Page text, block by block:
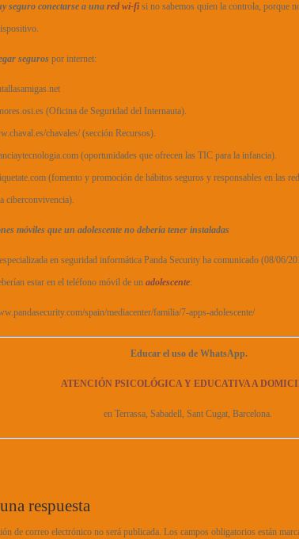
seguro conectarse a una red wi-fi si no sabemos quien la controla, porque
seguros por internet:
(Oficina de Seguridad del Internauta).
chavales/ (sección Recursos).
(oportunidades que ofrecen las TIC para la infancia).
(fomento y promoción de hábitos seguros y responsables en las
ciberconvivencia).
móviles que un adolescente no debería tener instaladas
en seguridad informática Panda Security ha comunicado (08/06/
estar en el teléfono móvil de un adolescente:
spain/mediacenter/familia/7-apps-adolescente/
Educar el uso de WhatsApp.
ATENCIÓN PSICOLÓGICA Y EDUCATIVA A
en Terrassa, Sabadell, Sant Cugat, Barcelona.
respuesta
de correo electrónico no será publicada. Los campos obligatorios están